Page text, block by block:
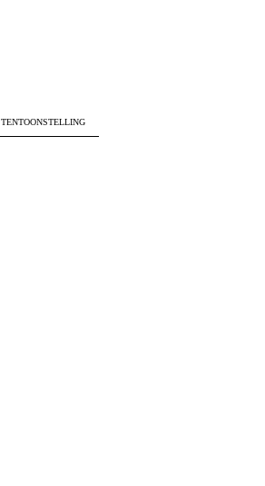
TENTOONSTELLING